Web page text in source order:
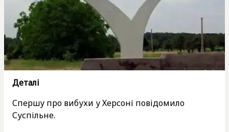
Деталі
Спершу про вибухи у Херсоні повідомило
Суспільне.